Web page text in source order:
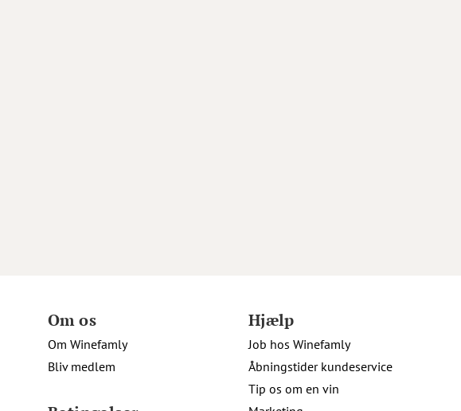
Om os
Om Winefamly
Bliv medlem
Hjælp
Job hos Winefamly
Åbningstider kundeservice
Tip os om en vin